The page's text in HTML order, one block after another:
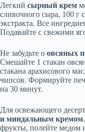
Легкий сырный крем
сливочного сыра, 100 г
экстракта. Все
Подавайте с свежими
Не забудьте о овсяных
Смешайте 1 стакан
стакана арахисового
чипсов. Формируйте
на 30 минут.
Для освежающего
и миндальным кремом
фрукты, полейте медом